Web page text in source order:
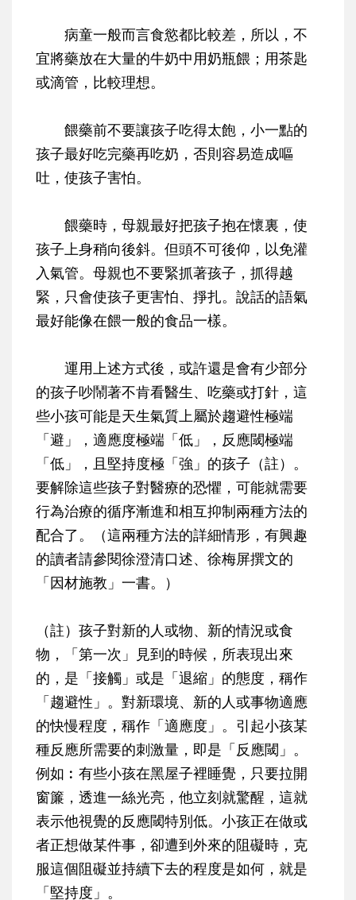
病童一般而言食慾都比較差，所以，不
宜將藥放在大量的牛奶中用奶瓶餵；用茶匙
或滴管，比較理想。
餵藥前不要讓孩子吃得太飽，小一點的
孩子最好吃完藥再吃奶，否則容易造成嘔
吐，使孩子害怕。
餵藥時，母親最好把孩子抱在懷裏，使
孩子上身稍向後斜。但頭不可後仰，以免灌
入氣管。母親也不要緊抓著孩子，抓得越
緊，只會使孩子更害怕、掙扎。說話的語氣
最好能像在餵一般的食品一樣。
運用上述方式後，或許還是會有少部分
的孩子吵鬧著不肯看醫生、吃藥或打針，這
些小孩可能是天生氣質上屬於趨避性極端
「避」，適應度極端「低」，反應閾極端
「低」，且堅持度極「強」的孩子（註）。
要解除這些孩子對醫療的恐懼，可能就需要
行為治療的循序漸進和相互抑制兩種方法的
配合了。（這兩種方法的詳細情形，有興趣
的讀者請參閱徐澄清口述、徐梅屏撰文的
「因材施教」一書。）
（註）孩子對新的人或物、新的情況或食
物，「第一次」見到的時候，所表現出來
的，是「接觸」或是「退縮」的態度，稱作
「趨避性」。對新環境、新的人或事物適應
的快慢程度，稱作「適應度」。引起小孩某
種反應所需要的刺激量，即是「反應閾」。
例如︰有些小孩在黑屋子裡睡覺，只要拉開
窗簾，透進一絲光亮，他立刻就驚醒，這就
表示他視覺的反應閾特別低。小孩正在做或
者正想做某件事，卻遭到外來的阻礙時，克
服這個阻礙並持續下去的程度是如何，就是
「堅持度」。